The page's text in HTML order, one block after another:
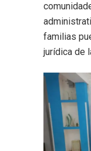
familias
jurídica de